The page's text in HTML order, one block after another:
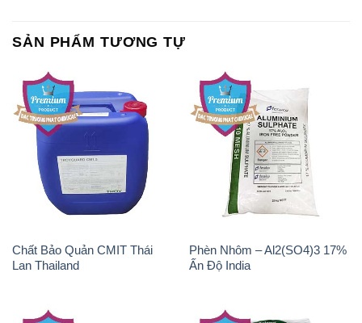
SẢN PHẨM TƯƠNG TỰ
Chất Bảo Quản CMIT Thái
Lan Thailand
Phèn Nhôm – Al2(SO4)3 17%
Ấn Độ India